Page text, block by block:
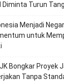
Diminta Turun
Menjadi
untuk
Bongkar Proyek
Tanpa